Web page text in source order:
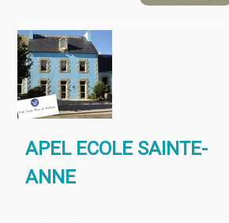
APEL ECOLE SAINTE-
ANNE